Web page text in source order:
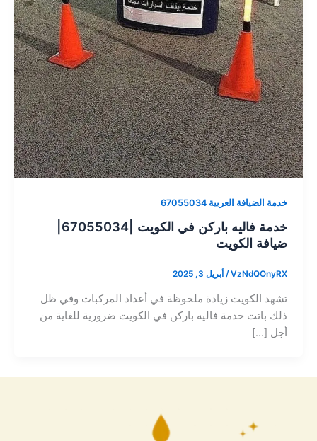
خدمة الضيافة العربية 67055034
ضيافة الكويت
VzNdQOnyRX
/ أبريل 3, 2025
تشهد الكويت زيادة ملحوظة في أعداد المركبات وفي ظل
ذلك باتت خدمة فاليه باركن في الكويت ضرورية للغاية من
أجل […]